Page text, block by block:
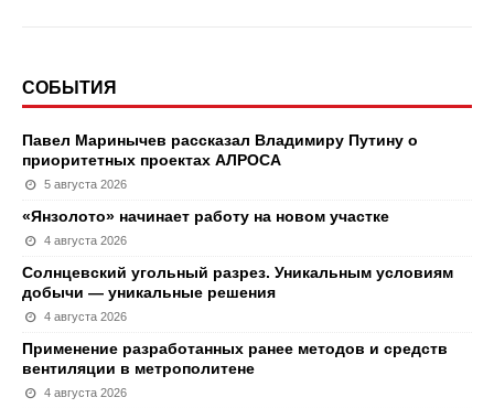
СОБЫТИЯ
Павел Маринычев рассказал Владимиру Путину о
приоритетных проектах АЛРОСА
5 августа 2026
«Янзолото» начинает работу на новом участке
4 августа 2026
Солнцевский угольный разрез. Уникальным условиям
добычи — уникальные решения
4 августа 2026
Применение разработанных ранее методов и средств
вентиляции в метрополитене
4 августа 2026